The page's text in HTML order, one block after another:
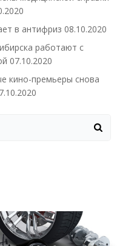
в антифриз 08.10.2020
работают с
07.10.2020
кино-премьеры снова